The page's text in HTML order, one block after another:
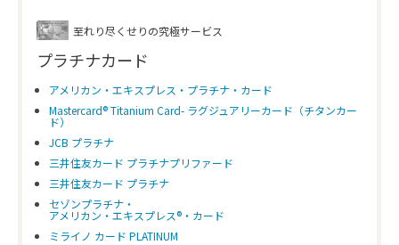
至れり尽くせりの究極サービス
プラチナカード
アメリカン・エキスプレス・プラチナ・カード
Mastercard® Titanium Card- ラグジュアリーカード（チタンカー
ド）
JCB プラチナ
三井住友カード プラチナプリファード
三井住友カード プラチナ
セゾンプラチナ・
アメリカン・エキスプレス®・カード
ミライノ カード PLATINUM